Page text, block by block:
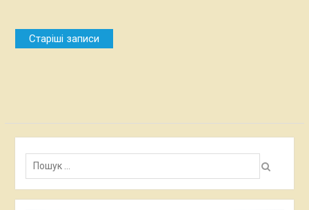
Навігація
за
Старіші записи
Пошук: